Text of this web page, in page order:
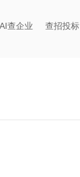
AI查企业 查招投标